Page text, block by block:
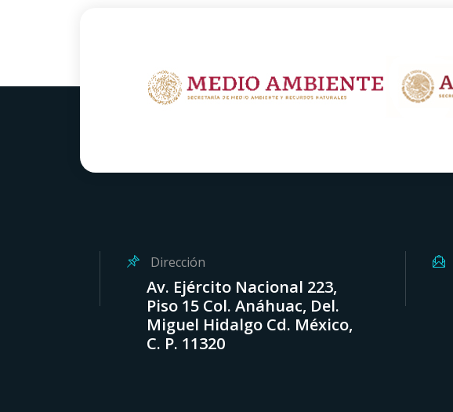
Dirección
Av. Ejército Nacional 223,
Piso 15 Col. Anáhuac, Del.
Miguel Hidalgo Cd. México,
C. P. 11320